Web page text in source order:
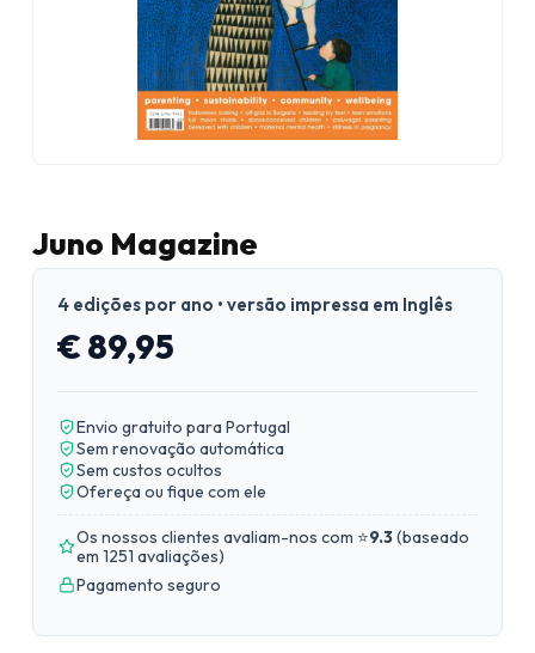
Juno Magazine
4 edições por ano • versão impressa em Inglês
€ 89,95
Envio gratuito para Portugal
Sem renovação automática
Sem custos ocultos
Ofereça ou fique com ele
Os nossos clientes avaliam-nos com ⭐9.3(baseado
em 1251 avaliações)
Pagamento seguro